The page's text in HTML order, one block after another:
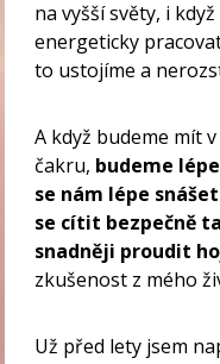
na vyšší světy, i
energeticky
to ustojíme a
A když budeme mít
čakru, budeme
se nám lépe
se cítit bezpečně
snadněji proudit
zkušenost z mého
Už před lety jsem